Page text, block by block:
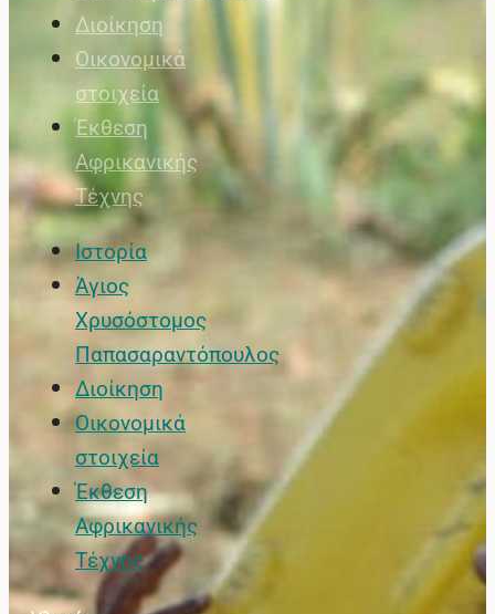
Διοίκηση
Οικονομικά
στοιχεία
Έκθεση
Αφρικανικής
Τέχνης
Ιστορία
Άγιος
Χρυσόστομος
Παπασαραντόπουλος
Διοίκηση
Οικονομικά
στοιχεία
Έκθεση
Αφρικανικής
Τέχνης